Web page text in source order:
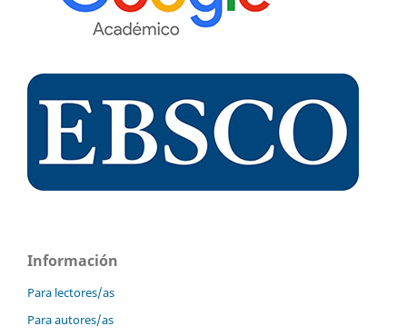
Información
Para lectores/as
Para autores/as